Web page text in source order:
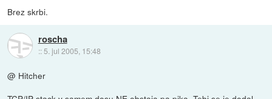
Brez skrbi.
roscha
:: 5. jul 2005, 15:48
@ Hitcher